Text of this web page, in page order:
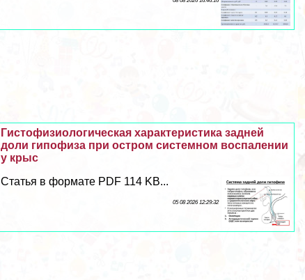
Гистофизиологическая хаpaктеристика задней
доли гипофиза при остром системном воспалении
у крыс
Статья в формате PDF 114 KB...
05 08 2026 12:29:32